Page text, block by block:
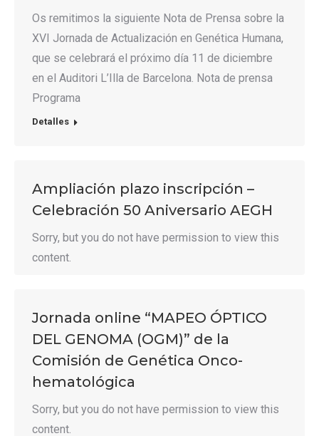
Os remitimos la siguiente Nota de Prensa sobre la
XVI Jornada de Actualización en Genética Humana,
que se celebrará el próximo día 11 de diciembre
en el Auditori L’Illa de Barcelona. Nota de prensa
Programa
Detalles
Ampliación plazo inscripción –
Celebración 50 Aniversario AEGH
Sorry, but you do not have permission to view this
content.
Jornada online “MAPEO ÓPTICO
DEL GENOMA (OGM)” de la
Comisión de Genética Onco-
hematológica
Sorry, but you do not have permission to view this
content.